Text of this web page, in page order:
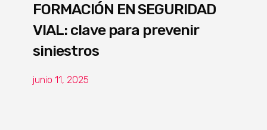
FORMACIÓN EN SEGURIDAD
VIAL: clave para prevenir
siniestros
junio 11, 2025